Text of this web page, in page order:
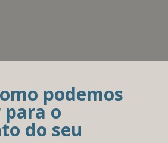
podemos
o
do seu